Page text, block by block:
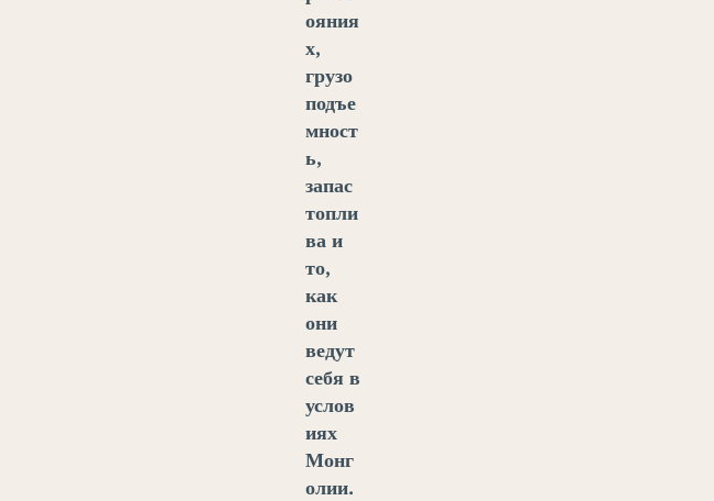
ояния
х,
грузо
подъе
мност
ь,
запас
топли
ва и
то,
как
они
ведут
себя в
услов
иях
Монг
олии.